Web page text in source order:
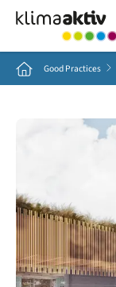
Home Good Practices